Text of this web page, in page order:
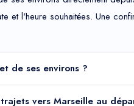
l'heure souhaitées. Une
de ses environs ?
vers Marseille au